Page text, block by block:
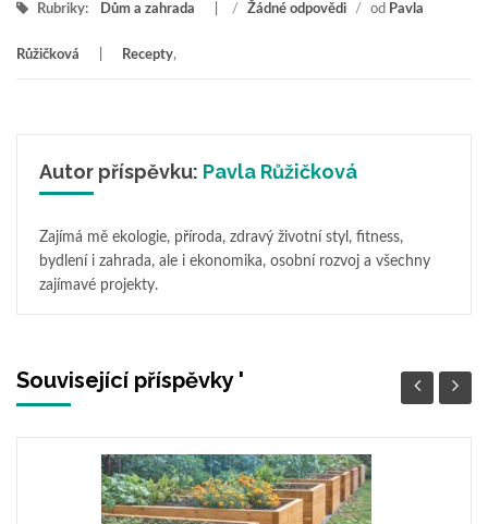
Rubriky: Dům a zahrada / Žádné odpovědi / od Pavla
Růžičková Recepty,
Autor příspěvku: Pavla Růžičková
Zajímá mě ekologie, příroda, zdravý životní styl, fitness,
bydlení i zahrada, ale i ekonomika, osobní rozvoj a všechny
zajímavé projekty.
Související příspěvky '